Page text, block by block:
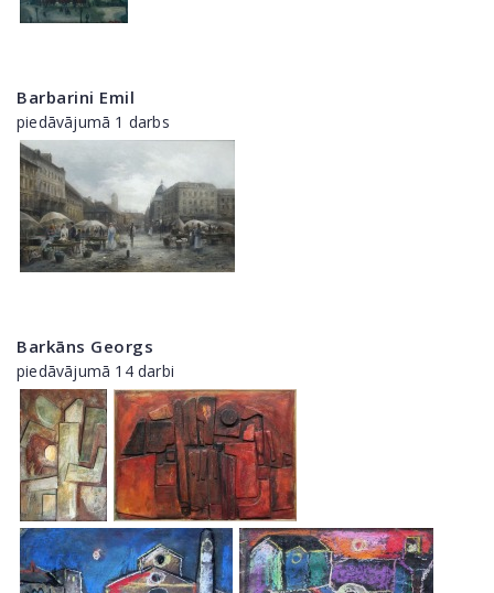
Barbarini Emil
piedāvājumā 1 darbs
Barkāns Georgs
piedāvājumā 14 darbi